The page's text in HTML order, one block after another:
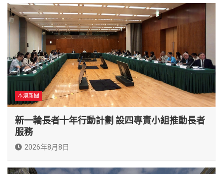
本澳新聞
新一輪長者十年行動計劃 設四專責小組推動長者
服務
2026年8月8日